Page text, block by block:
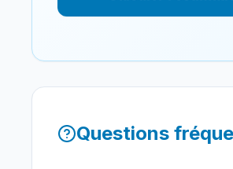
Questions